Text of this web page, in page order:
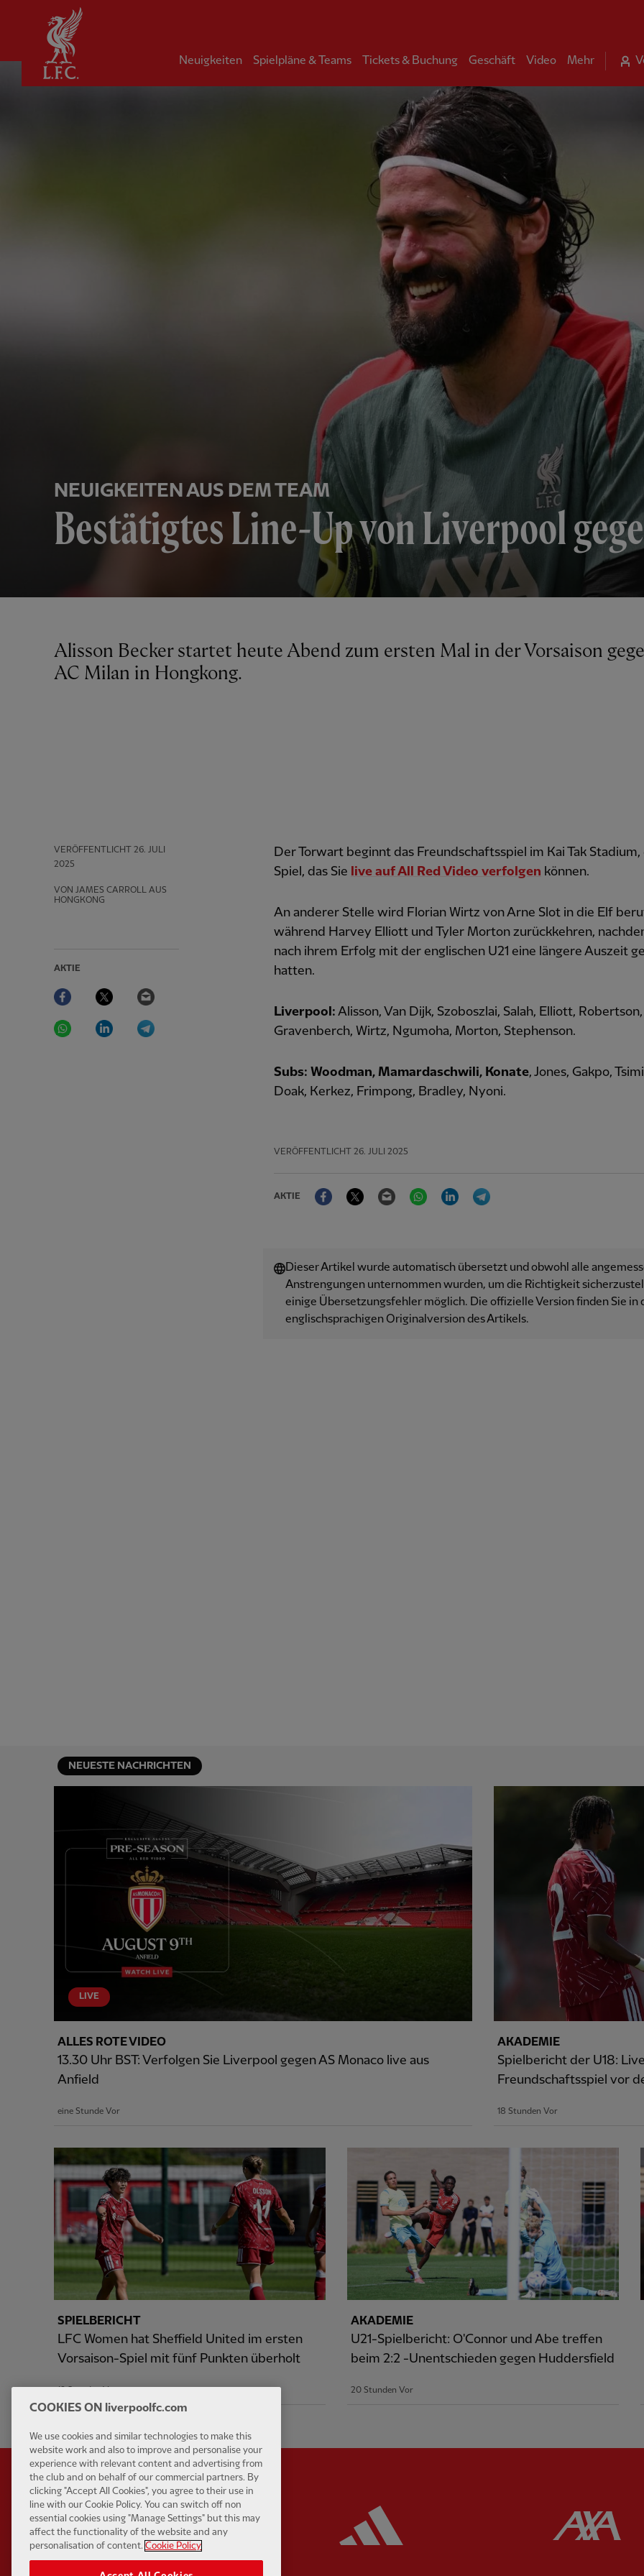
Neuigkeiten Spielpläne & Teams Tickets & Buchung Geschäft Video Mehr
NEUIGKEITEN AUS DEM TEAM
Bestätigtes Line-Up von Liverpool
VERÖFFENTLICHT 26. JULI
2025
VON JAMES CARROLL AUS
HONGKONG
AKTIE
Facebook Twitter
WhatsAppLinkedIn
Alisson Becker startet heute Abend zum ersten Mal in der Vorsaison gegen den
AC Milan in Hongkong.
Der Torwart beginnt das Freundschaftsspiel im Kai Tak Stadium,
Spiel, das Sie live auf All Red Video verfolgen können.
An anderer Stelle wird Florian Wirtz von Arne Slot in die Elf
während Harvey Elliott und Tyler Morton zurückkehren,
nach ihrem Erfolg mit der englischen U21 eine längere Auszeit
hatten.
Liverpool: Alisson, Van Dijk, Szoboszlai, Salah, Elliott, Robertson,
Gravenberch, Wirtz, Ngumoha, Morton, Stephenson.
Subs: Woodman, Mamardaschwili, Konate, Jones, Gakpo,
Doak, Kerkez, Frimpong, Bradley, Nyoni.
VERÖFFENTLICHT 26. JULI 2025
AKTIE
FacebookTwitter Email WhatsAppLinkedIn
Dieser Artikel wurde automatisch übersetzt und obwohl alle
Anstrengungen unternommen wurden, um die Richtigkeit
einige Übersetzungsfehler möglich. Die offizielle Version finden Sie in
englischsprachigen Originalversion des Artikels.
NEUESTE NACHRICHTEN
LIVE
ALLES ROTE VIDEO
13.30 Uhr BST: Verfolgen Sie Liverpool gegen AS Monaco live aus
Anfield
eine Stunde Vor
AKADEMIE
Spielbericht der U18:
Freundschaftsspiel vor
18 Stunden Vor
SPIELBERICHT
LFC Women hat Sheffield United im ersten
Vorsaison-Spiel mit fünf Punkten überholt
AKADEMIE
U21-Spielbericht: O'Connor und Abe treffen
beim 2:2 -Unentschieden gegen Huddersfield
20 Stunden Vor
Partner:
COOKIES ON liverpoolfc.com
We use cookies and similar technologies to make this
website work and also to improve and personalise your
experience with relevant content and advertising from
the club and on behalf of our commercial partners. By
clicking "Accept All Cookies", you agree to their use in
line with our Cookie Policy. You can switch off non
essential cookies using "Manage Settings" but this may
affect the functionality of the website and any
personalisation of content. Cookie Policy